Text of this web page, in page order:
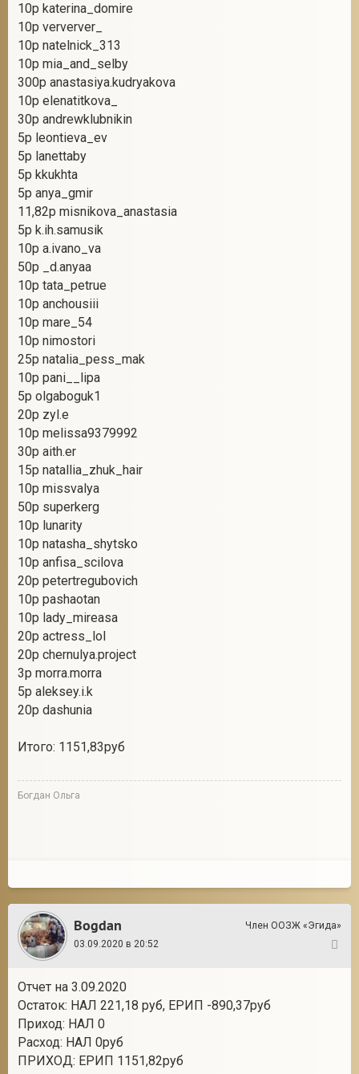
10р katerina_domire
10р ververver_
10р natelnick_313
10р mia_and_selby
300р anastasiya.kudryakova
10р elenatitkova_
30р andrewklubnikin
5р leontieva_ev
5р lanettaby
5р kkukhta
5р anya_gmir
11,82р misnikova_anastasia
5р k.ih.samusik
10р a.ivano_va
50р _d.anyaa
10р tata_petrue
10р anchousiii
10р mare_54
10р nimostori
25р natalia_pess_mak
10р pani__lipa
5р olgaboguk1
20р zyl.e
10р melissa9379992
30р aith.er
15р natallia_zhuk_hair
10р missvalya
50р superkerg
10р lunarity
10р natasha_shytsko
10р anfisa_scilova
20р petertregubovich
10р pashaotan
10р lady_mireasa
20р actress_lol
20р chernulya.project
3р morra.morra
5р aleksey.i.k
20р dashunia
Итого: 1151,83руб
Богдан Ольга
Bogdan
Член ООЗЖ «Эгида»
03.09.2020 в 20:52
Отчет на 3.09.2020
Остаток: НАЛ 221,18 руб, ЕРИП -890,37руб
Приход: НАЛ 0
Расход: НАЛ 0руб
ПРИХОД: ЕРИП 1151,82руб